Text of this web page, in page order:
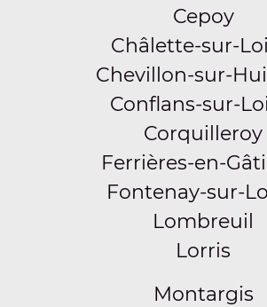
Cepoy
Châlette-sur-
Chevillon-sur-
Conflans-sur-
Corquilleroy
Ferrières-en-
Fontenay-sur-
Lombreuil
Lorris
Montargis